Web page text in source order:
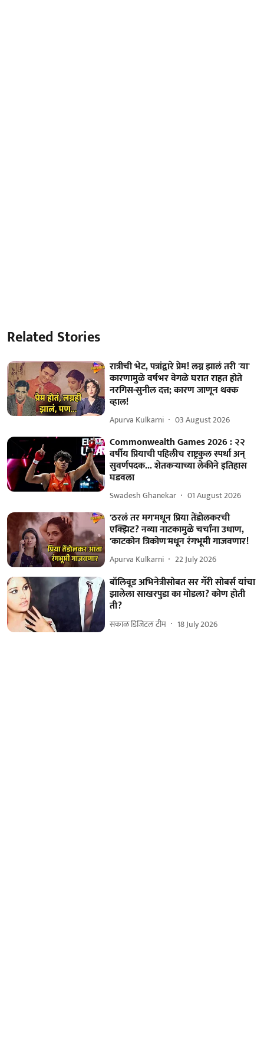
Related Stories
रात्रीची भेट, पत्रांद्वारे प्रेम! लग्न झालं तरी 'या'
कारणामुळे वर्षभर वेगळे घरात राहत होते
नरगिस-सुनील दत्त; कारण जाणून थक्क
व्हाल!
Apurva Kulkarni 03 August 2026
Commonwealth Games 2026 : २२
वर्षीय प्रियाची पहिलीच राष्ट्रकुल स्पर्धा अन्
सुवर्णपदक... शेतकऱ्याच्या लेकीने इतिहास
घडवला
Swadesh Ghanekar 01 August 2026
'ठरलं तर मग'मधून प्रिया तेंडोलकरची
एक्झिट? नव्या नाटकामुळे चर्चांना उधाण,
'काटकोन त्रिकोण'मधून रंगभूमी गाजवणार!
Apurva Kulkarni 22 July 2026
बॉलिवूड अभिनेत्रीसोबत सर गॅरी सोबर्स यांचा
झालेला साखरपुडा का मोडला? कोण होती
ती?
सकाळ डिजिटल टीम 18 July 2026